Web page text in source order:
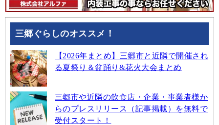
三郷ぐらしのオススメ！
【2026年まとめ】三郷市と近隣で開催され
る夏祭り＆盆踊り&花火大会まとめ
三郷市や近隣の飲食店・企業・事業者様か
らのプレスリリース（記事掲載）を無料で
受付スタート！